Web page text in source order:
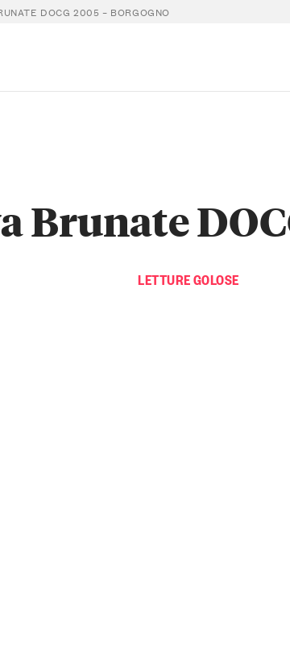
DOCG 2005 – BORGOGNO
LETTURE GOLOSE
Brunate